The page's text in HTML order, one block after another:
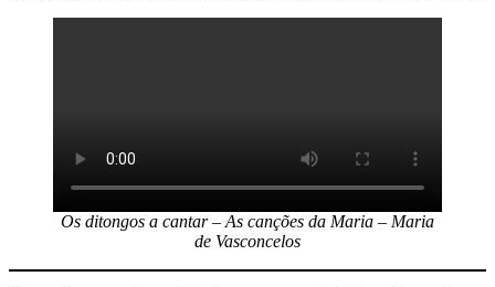
Os ditongos a cantar – As canções da Maria – Maria
de Vasconcelos